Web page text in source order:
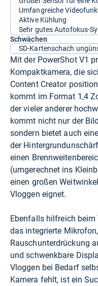
Umfangreiche
Aktive Kühlung
Sehr gutes Autofokus-
Schwächen
SD-Kartenschach
Mit der PowerShot V1
Kompaktkamera, die
Content Creator
kommt im Format 1,4
der vieler anderer
kommt nicht nur der
sondern bietet auch
der
einen
(umgerechnet ins
einen großen
Vloggen eignet.
Ebenfalls hilfreich
das integrierte
Rauschunterdrückung
und schwenkbare
Vloggen bei Bedarf
Kamera fehlt, ist ein